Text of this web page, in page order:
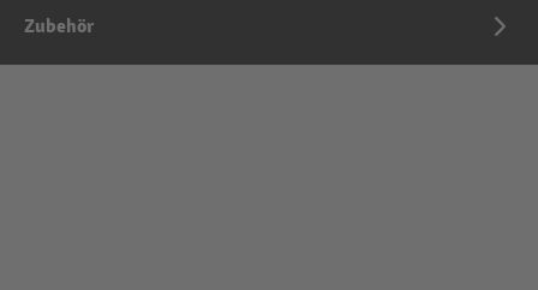
Zubehör